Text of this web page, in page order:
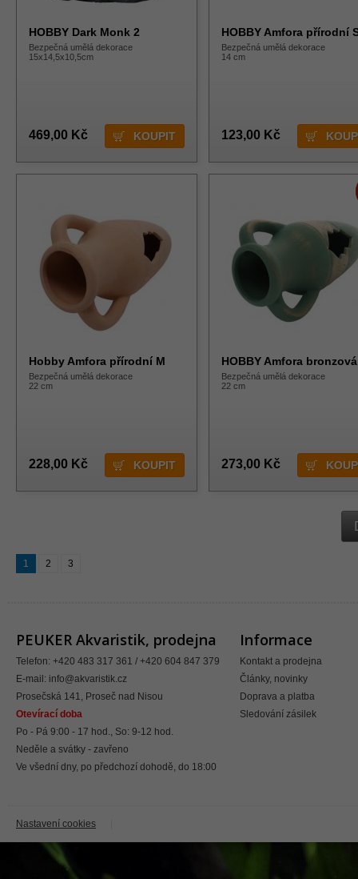
HOBBY Dark Monk 2
Bezpečná umělá dekorace
15x14,5x10,5cm
469,00 Kč
HOBBY Amfora přírodní
Bezpečná umělá dekorace
14 cm
123,00 Kč
Hobby Amfora přírodní M
Bezpečná umělá dekorace
22 cm
228,00 Kč
HOBBY Amfora
Bezpečná umělá dekorace
22 cm
273,00 Kč
1 2 3
PEUKER Akvaristik, prodejna
Telefon: +420 483 317 361 / +420 604 847 379
E-mail: info@akvaristik.cz
Prosečská 141, Proseč nad Nisou
Otevírací doba
Po - Pá 9:00 - 17 hod., So: 9-12 hod.
Neděle a svátky - zavřeno
Ve všední dny, po předchozí dohodě, do 18:00
Informace
Kontakt a prodejna
Články, novinky
Doprava a platba
Sledování zásilek
Nastavení cookies